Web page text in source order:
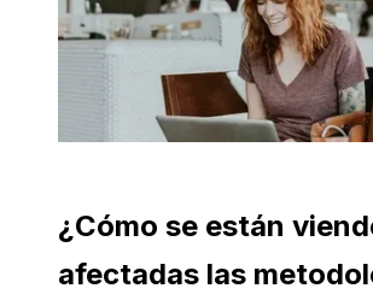
¿Cómo se están
afectadas las